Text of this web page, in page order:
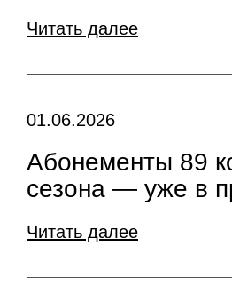
Читать далее
01.06.2026
Абонементы 89
сезона — уже в
Читать далее